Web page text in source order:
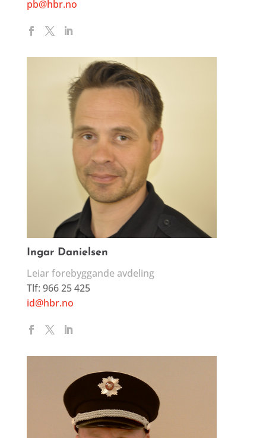
pb@hbr.no
Ingar Danielsen
Leiar forebyggande avdeling
Tlf: 966 25 425
id@hbr.no